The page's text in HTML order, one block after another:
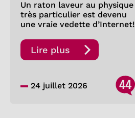
Un raton laveur au physique
très particulier est devenu
une vraie vedette d’Internet!
Lire plus
24 juillet 2026 44